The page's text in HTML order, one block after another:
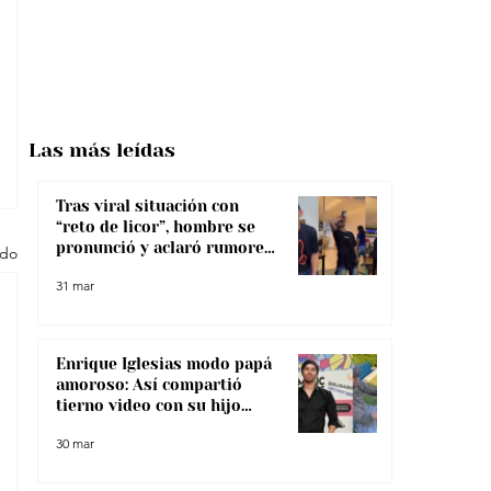
Tras viral situación con
“reto de licor”, hombre se
pronunció y aclaró rumores
31 mar
Enrique Iglesias modo papá
amoroso: Así compartió
tierno video con su hijo
30 mar
Las más leídas